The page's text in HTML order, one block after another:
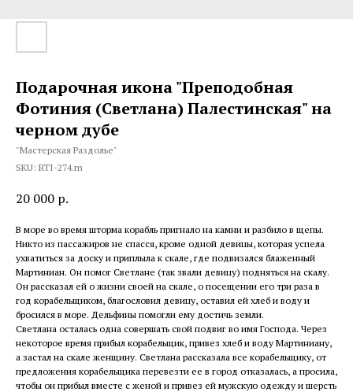
Подарочная икона "Преподобная
Фотиния (Светлана) Палестинская" на
черном дубе
"Мастерская Раздолье"
SKU: RTI-274.m
20 000 р.
В море во время шторма корабль пригнало на камни и разбило в щепы.
Никто из пассажиров не спасся, кроме одной девицы, которая успела
ухватиться за доску и приплыла к скале, где подвизался блаженный
Мартиниан. Он помог Светлане (так звали девицу) подняться на скалу.
Он рассказал ей о жизни своей на скале, о посещении его три раза в
год корабельщиком, благословил девицу, оставил ей хлеб и воду и
бросился в море. Дельфины помогли ему достичь земли.
Светлана осталась одна совершать свой подвиг во имя Господа. Через
некоторое время прибыл корабельщик, привез хлеб и воду Мартиниану,
а застал на скале женщину. Светлана рассказала все корабельщику, от
предложения корабельщика перевезти ее в город отказалась, а просила,
чтобы он прибыл вместе с женой и привез ей мужскую одежду и шерсть